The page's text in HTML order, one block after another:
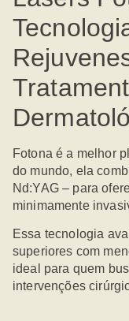
Fotona é a melhor
do mundo, ela
Nd:YAG– para
minimamente
Essa tecnologia
superiores com
ideal para quem
intervenções